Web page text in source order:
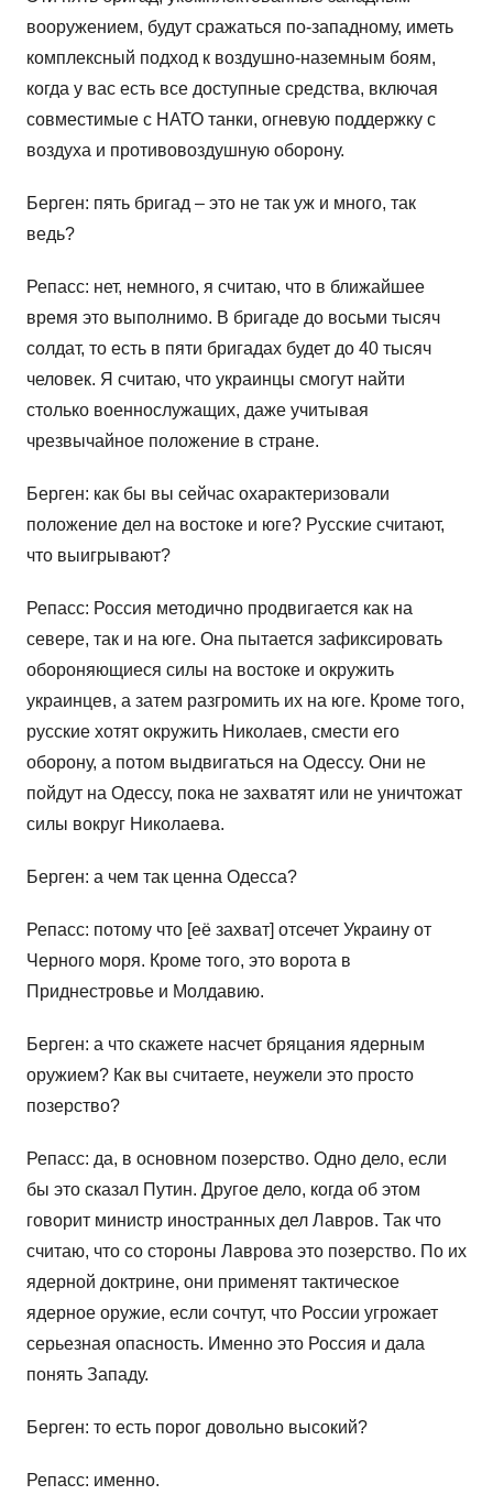
вооружением, будут сражаться по-западному, иметь
комплексный подход к воздушно-наземным боям,
когда у вас есть все доступные средства, включая
совместимые с НАТО танки, огневую поддержку с
воздуха и противовоздушную оборону.
Берген: пять бригад – это не так уж и много, так
ведь?
Репасс: нет, немного, я считаю, что в ближайшее
время это выполнимо. В бригаде до восьми тысяч
солдат, то есть в пяти бригадах будет до 40 тысяч
человек. Я считаю, что украинцы смогут найти
столько военнослужащих, даже учитывая
чрезвычайное положение в стране.
Берген: как бы вы сейчас охарактеризовали
положение дел на востоке и юге? Русские считают,
что выигрывают?
Репасс: Россия методично продвигается как на
севере, так и на юге. Она пытается зафиксировать
обороняющиеся силы на востоке и окружить
украинцев, а затем разгромить их на юге. Кроме того,
русские хотят окружить Николаев, смести его
оборону, а потом выдвигаться на Одессу. Они не
пойдут на Одессу, пока не захватят или не уничтожат
силы вокруг Николаева.
Берген: а чем так ценна Одесса?
Репасс: потому что [её захват] отсечет Украину от
Черного моря. Кроме того, это ворота в
Приднестровье и Молдавию.
Берген: а что скажете насчет бряцания ядерным
оружием? Как вы считаете, неужели это просто
позерство?
Репасс: да, в основном позерство. Одно дело, если
бы это сказал Путин. Другое дело, когда об этом
говорит министр иностранных дел Лавров. Так что
считаю, что со стороны Лаврова это позерство. По их
ядерной доктрине, они применят тактическое
ядерное оружие, если сочтут, что России угрожает
серьезная опасность. Именно это Россия и дала
понять Западу.
Берген: то есть порог довольно высокий?
Репасс: именно.